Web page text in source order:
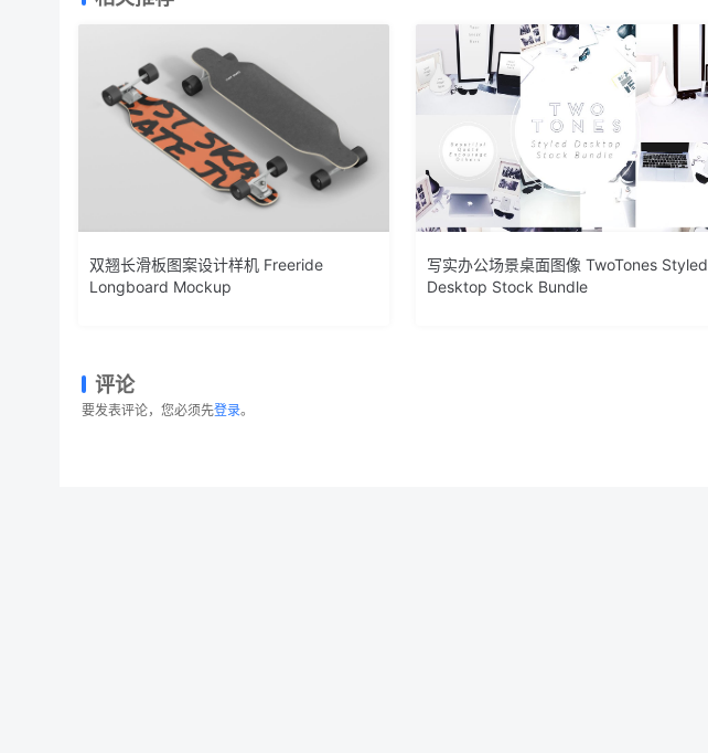
双翘长滑板图案设计样机 Freeride
Longboard Mockup
写实办公场景桌面图像 TwoTones Styled
Desktop Stock Bundle
评论
要发表评论，您必须先登录。